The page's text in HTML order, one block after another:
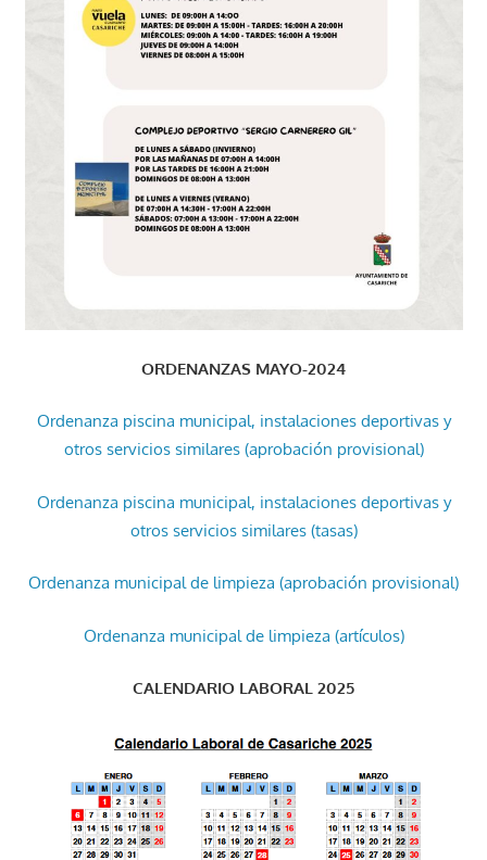
ORDENANZAS MAYO-2024
Ordenanza piscina municipal, instalaciones deportivas y
otros servicios similares (aprobación provisional)
Ordenanza piscina municipal, instalaciones deportivas y
otros servicios similares (tasas)
Ordenanza municipal de limpieza (aprobación provisional)
Ordenanza municipal de limpieza (artículos)
CALENDARIO LABORAL 2025